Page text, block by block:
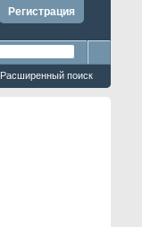
Регистрация
Расширенный поиск